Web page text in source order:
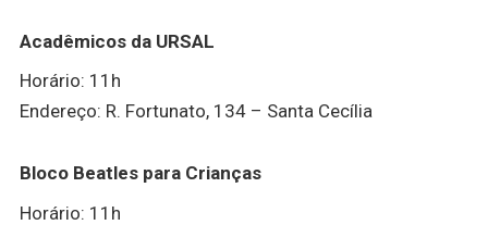
Acadêmicos da URSAL
Horário: 11h
Endereço: R. Fortunato, 134 – Santa Cecília
Bloco Beatles para Crianças
Horário: 11h